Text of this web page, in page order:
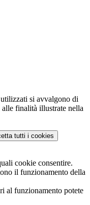
si avvalgono di
finalità illustrate nella
tutti i cookies
cookie consentire.
il funzionamento della
al funzionamento potete